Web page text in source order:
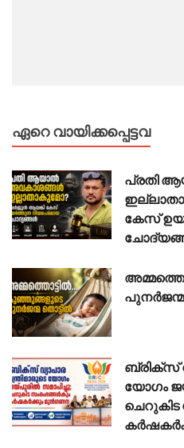
ഏറെ വായിക്കപ്പെട്ടവ
പ്രതി
കേസ്
പുനർജന്മ
ബ്രിക്സ്
യോഗം
ചെറുകിട